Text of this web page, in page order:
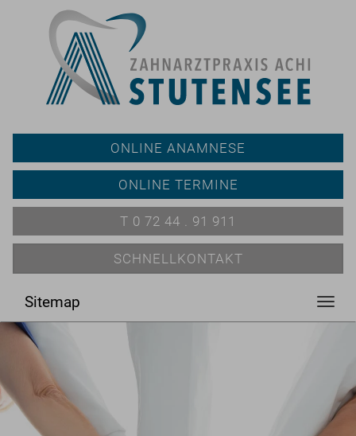
ONLINE ANAMNESE
ONLINE TERMINE
T 0 72 44 . 91 911
SCHNELLKONTAKT
Sitemap